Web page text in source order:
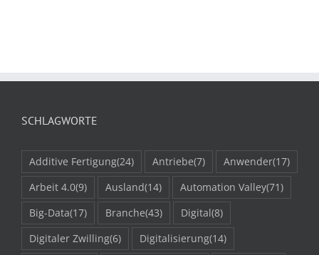
SCHLAGWORTE
Additive Fertigung(24) Antriebe(7) Anwender(17)
Arbeit 4.0(9) Ausland(14) Automation Valley(71)
Big-Data(17) Branche(43) Digital(8)
Digitaler Zwilling(6) Digitalisierung(14)